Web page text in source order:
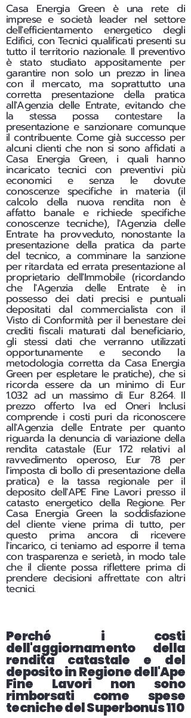
Casa Energia Green è una rete di
imprese e società leader nel settore
dell'efficientamento energetico degli
Edifici, con Tecnici qualificati presenti su
tutto il territorio nazionale. Il preventivo
è stato studiato appositamente per
garantire non solo un prezzo in linea
con il mercato, ma soprattutto una
corretta presentazione della pratica
all'Agenzia delle Entrate, evitando che
la stessa possa contestare la
presentazione e sanzionare comunque
il contribuente. Come già successo per
alcuni clienti che non si sono affidati a
Casa Energia Green, i quali hanno
incaricato tecnici con preventivi più
economici e senza le dovute
conoscenze specifiche in materia (il
calcolo della nuova rendita non è
affatto banale e richiede specifiche
conoscenze tecniche), l'Agenzia delle
Entrate ha provveduto, nonostante la
presentazione della pratica da parte
del tecnico, a comminare la sanzione
per ritardata ed errata presentazione al
proprietario dell'Immobile (ricordando
che l'Agenzia delle Entrate è in
possesso dei dati precisi e puntuali
depositati dal commercialista con il
Visto di Conformità per il benestare dei
crediti fiscali maturati dal beneficiario,
gli stessi dati che verranno utilizzati
opportunamente e secondo la
metodologia corretta da Casa Energia
Green per espletare le pratiche), che si
ricorda essere da un minimo di Eur
1.032 ad un massimo di Eur 8.264. Il
prezzo offerto Iva ed Oneri Inclusi
comprende i costi puri da riconoscere
all'Agenzia delle Entrate per quanto
riguarda la denuncia di variazione della
rendita catastale (Eur 172 relativi al
ravvedimento operoso, Eur 78 per
l'imposta di bollo di presentazione della
pratica) e la tassa regionale per il
deposito dell'APE Fine Lavori presso il
catasto energetico della Regione. Per
Casa Energia Green la soddisfazione
del cliente viene prima di tutto, per
questo prima ancora di ricevere
l'incarico, ci teniamo ad esporre il tema
con trasparenza e serietà, in modo tale
che il cliente possa riflettere prima di
prendere decisioni affrettate con altri
tecnici.
Perché i costi
dell'aggiornamento della
rendita catastale e del
deposito in Regione dell'Ape
Fine Lavori non sono
rimborsati come spese
tecniche del Superbonus 110